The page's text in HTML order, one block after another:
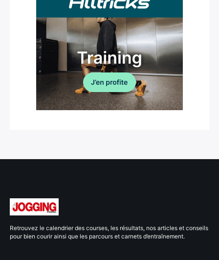
Retrouvez le calendrier des courses, les résultats, nos articles et conseils
pour bien courir ainsi que les parcours et carnets d’entraînement.